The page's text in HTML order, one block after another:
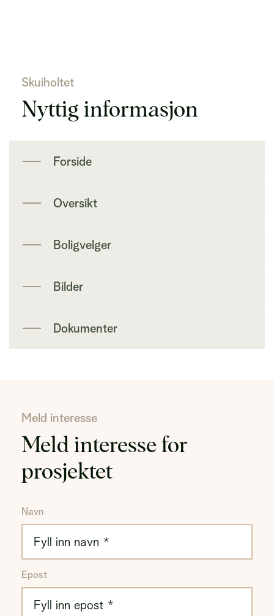
Skuiholtet
Nyttig informasjon
Forside
Oversikt
Boligvelger
Bilder
Dokumenter
Meld interesse
Meld interesse for
prosjektet
Navn
Epost